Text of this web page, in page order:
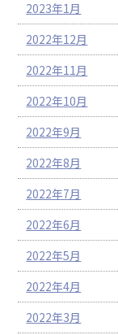
2023年1月
2022年12月
2022年11月
2022年10月
2022年9月
2022年8月
2022年7月
2022年6月
2022年5月
2022年4月
2022年3月